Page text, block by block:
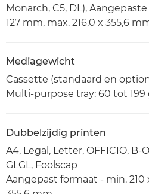
Monarch, C5, DL),
127 mm, max. 216,0 x 355,6
Mediagewicht
Cassette (standaard en
Multi-purpose tray: 60 tot 199
Dubbelzijdig printen
A4, Legal, Letter, OFFICIO, B-
GLGL, Foolscap
Aangepast formaat - min. 210